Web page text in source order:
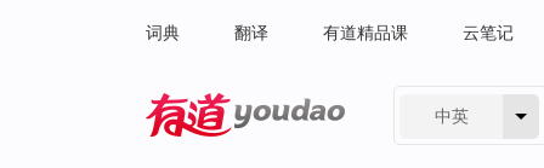
词典 翻译 有道精品课 云笔记
中英